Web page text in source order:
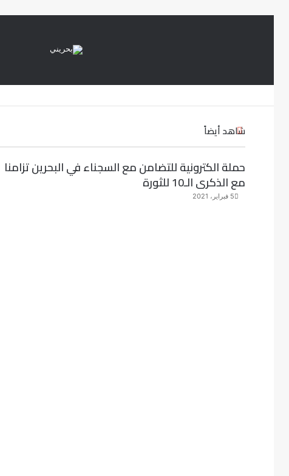
شاهد أيضاً
إ
ا
ق
حملة الكترونية للتضامن مع السجناء في البحرين تزامنا
مع الذكرى الـ10 للثورة
5 فبراير، 2021